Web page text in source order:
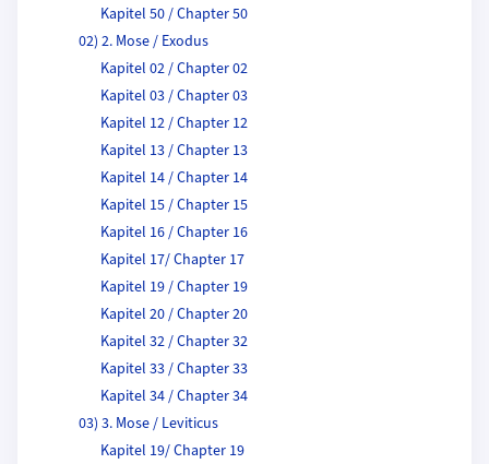
Kapitel 50 / Chapter 50
02) 2. Mose / Exodus
Kapitel 02 / Chapter 02
Kapitel 03 / Chapter 03
Kapitel 12 / Chapter 12
Kapitel 13 / Chapter 13
Kapitel 14 / Chapter 14
Kapitel 15 / Chapter 15
Kapitel 16 / Chapter 16
Kapitel 17/ Chapter 17
Kapitel 19 / Chapter 19
Kapitel 20 / Chapter 20
Kapitel 32 / Chapter 32
Kapitel 33 / Chapter 33
Kapitel 34 / Chapter 34
03) 3. Mose / Leviticus
Kapitel 19/ Chapter 19